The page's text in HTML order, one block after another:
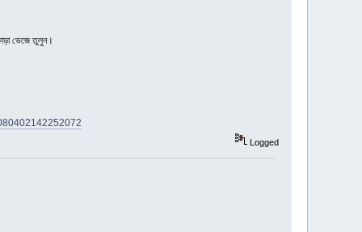
ভেজে তুলুন।
Logged